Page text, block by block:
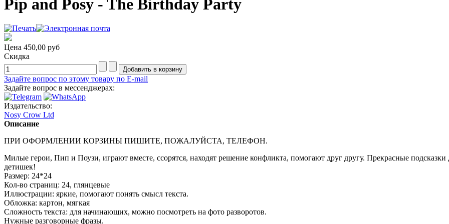
Pip and Posy - The Birthday Party
Цена 450,00 руб
Скидка
Задайте вопрос по этому товару по E-mail
Задайте вопрос в мессенджерах:
Издательство:
Nosy Crow Ltd
Описание
ПРИ ОФОРМЛЕНИИ КОРЗИНЫ ПИШИТЕ, ПОЖАЛУЙСТА, ТЕЛЕФОН.
Милые герои, Пип и Поузи, играют вместе, ссорятся, находят решение конфликта, помогают друг другу. Прекрасные подсказки
детишек!
Размер: 24*24
Кол-во страниц: 24, глянцевые
Иллюстрации: яркие, помогают понять смысл текста.
Обложка: картон, мягкая
Сложность текста: для начинающих, можно посмотреть на фото разворотов.
Нужные разговорные фразы.